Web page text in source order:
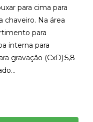
para cima para
chaveiro. Na área
para
interna para
gravação (CxD):5,8